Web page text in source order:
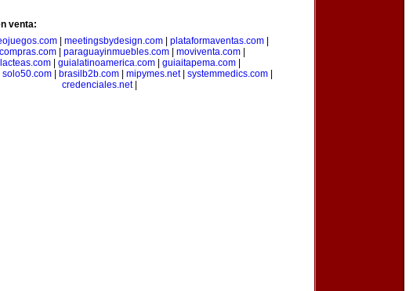
venta:
meetingsbydesign.com plataformaventas.com
paraguayinmuebles.com moviventa.com
guialatinoamerica.com guiaitapema.com
solo50.com brasilb2b.com mipymes.net| systemmedics.com
credenciales.net|